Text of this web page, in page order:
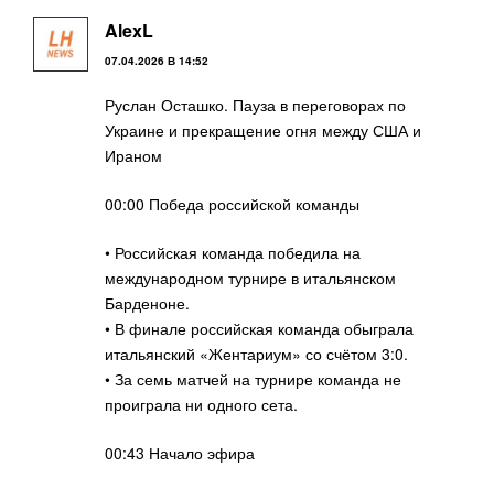
AlexL
07.04.2026 В 14:52
Руслан Осташко. Пауза в переговорах по
Украине и прекращение огня между США и
Ираном
00:00 Победа российской команды
• Российская команда победила на
международном турнире в итальянском
Барденоне.
• В финале российская команда обыграла
итальянский «Жентариум» со счётом 3:0.
• За семь матчей на турнире команда не
проиграла ни одного сета.
00:43 Начало эфира